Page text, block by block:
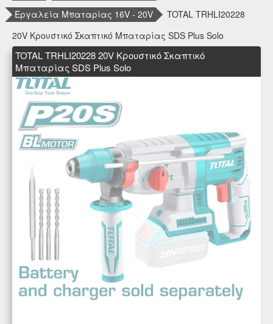
Εργαλεία Μπαταρίας 16V - 20V
TOTAL TRHLI20228
20V Κρουστικό Σκαπτικό Μπαταρίας SDS Plus Solo
TOTAL TRHLI20228 20V Κρουστικό Σκαπτικό
Μπαταρίας SDS Plus Solo